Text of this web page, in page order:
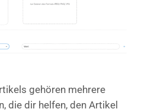
gehören mehrere
die dir helfen, den Artikel